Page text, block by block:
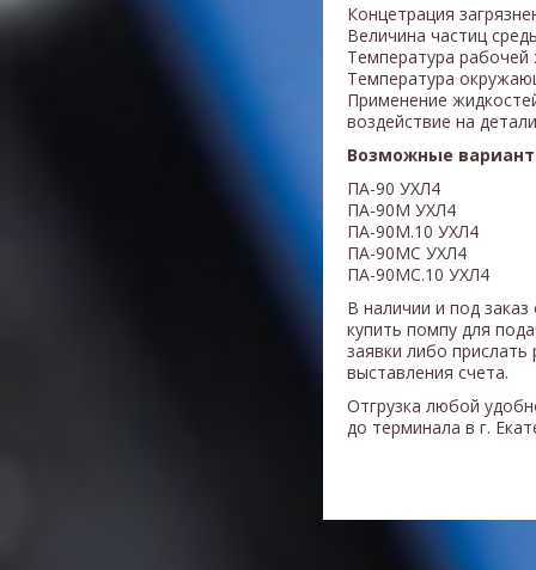
Концетрация
Величина частиц
Температура
Температура
Применение
воздействие на
Возможные
ПА-90 УХЛ4
ПА-90М УХЛ4
ПА-90М.10 УХЛ4
ПА-90МС УХЛ4
ПА-90МС.10 УХЛ4
В наличии и под
купить помпу для
заявки либо
выставления счета.
Отгрузка любой
до терминала в г.